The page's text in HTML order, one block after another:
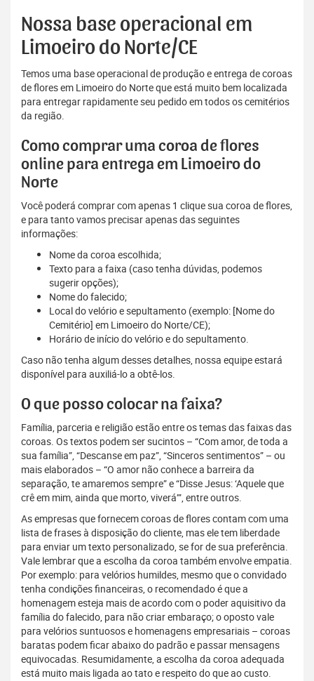
Nossa base operacional em
Limoeiro do Norte/CE
Temos uma base operacional de produção e entrega de coroas
de flores em Limoeiro do Norte que está muito bem localizada
para entregar rapidamente seu pedido em todos os cemitérios
da região.
Como comprar uma coroa de flores
online para entrega em Limoeiro do
Norte
Você poderá comprar com apenas 1 clique sua coroa de flores,
e para tanto vamos precisar apenas das seguintes
informações:
Nome da coroa escolhida;
Texto para a faixa (caso tenha dúvidas, podemos
sugerir opções);
Nome do falecido;
Local do velório e sepultamento (exemplo: [Nome do
Cemitério] em Limoeiro do Norte/CE);
Horário de início do velório e do sepultamento.
Caso não tenha algum desses detalhes, nossa equipe estará
disponível para auxiliá-lo a obtê-los.
O que posso colocar na faixa?
Família, parceria e religião estão entre os temas das faixas das
coroas. Os textos podem ser sucintos – “Com amor, de toda a
sua família”, “Descanse em paz”, “Sinceros sentimentos” – ou
mais elaborados – “O amor não conhece a barreira da
separação, te amaremos sempre” e “Disse Jesus: ‘Aquele que
crê em mim, ainda que morto, viverá’”, entre outros.
As empresas que fornecem coroas de flores contam com uma
lista de frases à disposição do cliente, mas ele tem liberdade
para enviar um texto personalizado, se for de sua preferência.
Vale lembrar que a escolha da coroa também envolve empatia.
Por exemplo: para velórios humildes, mesmo que o convidado
tenha condições financeiras, o recomendado é que a
homenagem esteja mais de acordo com o poder aquisitivo da
família do falecido, para não criar embaraço; o oposto vale
para velórios suntuosos e homenagens empresariais – coroas
baratas podem ficar abaixo do padrão e passar mensagens
equivocadas. Resumidamente, a escolha da coroa adequada
está muito mais ligada ao tato e respeito do que ao custo.